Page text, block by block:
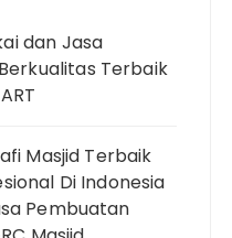
dan Jasa
Terbaik
Masjid Terbaik
Di Indonesia
Pembuatan